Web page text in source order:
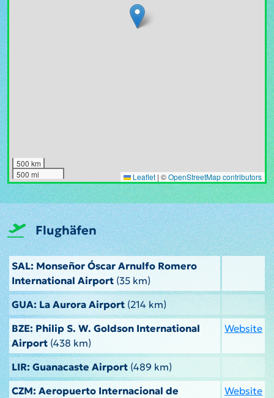
500 km
500 mi
Leaflet | ©OpenStreetMap contributors
Flughäfen
SAL: Monseñor Óscar Arnulfo Romero
International Airport (35 km)
GUA: La Aurora Airport(214 km)
BZE: Philip S. W. Goldson International
Airport (438 km)
Website
LIR: Guanacaste Airport(489 km)
CZM: Aeropuerto Internacional de
Website